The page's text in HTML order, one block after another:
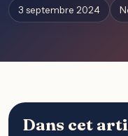
3 septembre 2024
Dans cet